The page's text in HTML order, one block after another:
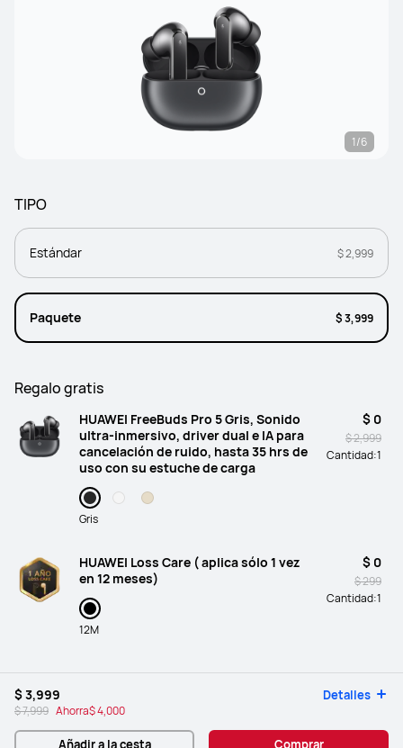
1/6
TIPO
Estándar $ 2,999
Paquete $ 3,999
Regalo gratis
HUAWEI FreeBuds Pro 5 Gris, Sonido
ultra-inmersivo, driver dual e IA para
cancelación de ruido, hasta 35 hrs de
uso con su estuche de carga
Gris
$ 0
$ 2,999
Cantidad:1
HUAWEI Loss Care ( aplica sólo 1 vez
en 12 meses)
12M
$ 0
$ 299
Cantidad:1
$ 3,999 Detalles
$ 7,999 Ahorra$ 4,000
Añadir a la cesta Comprar